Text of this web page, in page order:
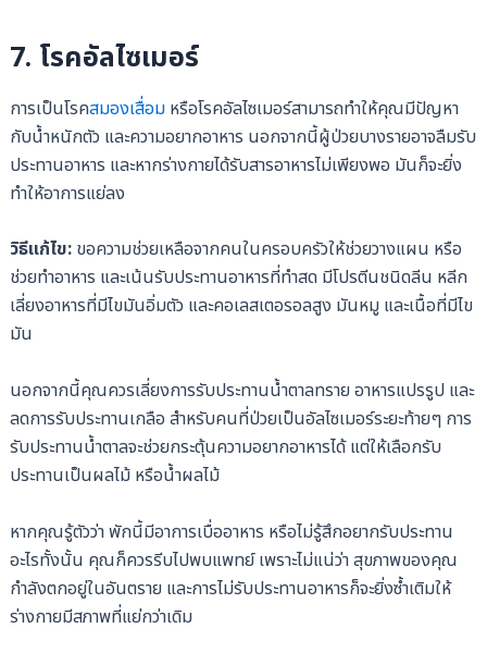
7. โรคอัลไซเมอร์
การเป็นโรคสมองเสื่อมหรือโรคอัลไซเมอร์สามารถทำให้คุณมีปัญหา
กับน้ำหนักตัว และความอยากอาหาร นอกจากนี้ผู้ป่วยบางรายอาจลืมรับ
ประทานอาหาร และหากร่างกายได้รับสารอาหารไม่เพียงพอ มันก็จะยิ่ง
ทำให้อาการแย่ลง
วิธีแก้ไข: ขอความช่วยเหลือจากคนในครอบครัวให้ช่วยวางแผน หรือ
ช่วยทำอาหาร และเน้นรับประทานอาหารที่ทำสด มีโปรตีนชนิดลีน หลีก
เลี่ยงอาหารที่มีไขมันอิ่มตัว และคอเลสเตอรอลสูง มันหมู และเนื้อที่มีไข
มัน
นอกจากนี้คุณควรเลี่ยงการรับประทานน้ำตาลทราย อาหารแปรรูป และ
ลดการรับประทานเกลือ สำหรับคนที่ป่วยเป็นอัลไซเมอร์ระยะท้ายๆ การ
รับประทานน้ำตาลจะช่วยกระตุ้นความอยากอาหารได้ แต่ให้เลือกรับ
ประทานเป็นผลไม้ หรือน้ำผลไม้
หากคุณรู้ตัวว่า พักนี้มีอาการเบื่ออาหาร หรือไม่รู้สึกอยากรับประทาน
อะไรทั้งนั้น คุณก็ควรรีบไปพบแพทย์ เพราะไม่แน่ว่า สุขภาพของคุณ
กำลังตกอยู่ในอันตราย และการไม่รับประทานอาหารก็จะยิ่งซ้ำเติมให้
ร่างกายมีสภาพที่แย่กว่าเดิม